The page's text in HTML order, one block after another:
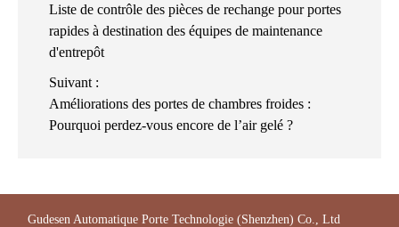
Liste de contrôle des pièces de rechange pour portes
rapides à destination des équipes de maintenance
d'entrepôt
Suivant :
Améliorations des portes de chambres froides :
Pourquoi perdez-vous encore de l’air gelé ?
Gudesen Automatique Porte Technologie (Shenzhen) Co., Ltd